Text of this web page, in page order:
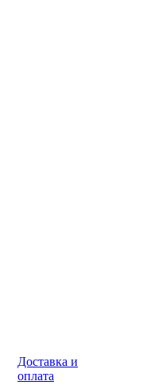
Доставка и
оплата